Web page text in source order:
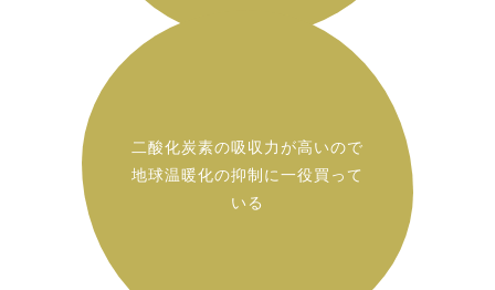
二酸化炭素の吸収力が高いので
地球温暖化の抑制に一役買って
いる